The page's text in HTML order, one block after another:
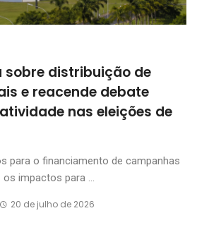
sobre distribuição de
e reacende debate
nas eleições de
para o financiamento de campanhas
impactos para ...
20 de julho de 2026